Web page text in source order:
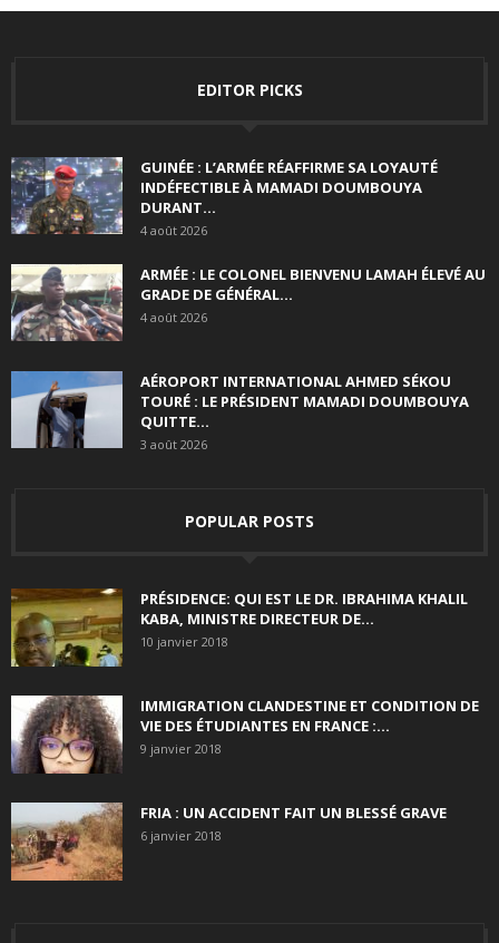
EDITOR PICKS
GUINÉE : L’ARMÉE RÉAFFIRME SA LOYAUTÉ
INDÉFECTIBLE À MAMADI DOUMBOUYA
DURANT...
4 août 2026
ARMÉE : LE COLONEL BIENVENU LAMAH ÉLEVÉ AU
GRADE DE GÉNÉRAL...
4 août 2026
AÉROPORT INTERNATIONAL AHMED SÉKOU
TOURÉ : LE PRÉSIDENT MAMADI DOUMBOUYA
QUITTE...
3 août 2026
POPULAR POSTS
PRÉSIDENCE: QUI EST LE DR. IBRAHIMA KHALIL
KABA, MINISTRE DIRECTEUR DE...
10 janvier 2018
IMMIGRATION CLANDESTINE ET CONDITION DE
VIE DES ÉTUDIANTES EN FRANCE :...
9 janvier 2018
FRIA : UN ACCIDENT FAIT UN BLESSÉ GRAVE
6 janvier 2018